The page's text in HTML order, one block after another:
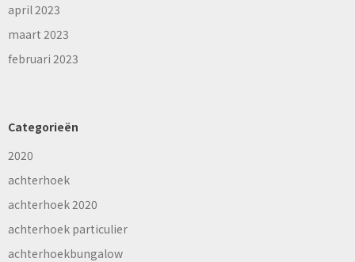
april 2023
maart 2023
februari 2023
Categorieën
2020
achterhoek
achterhoek 2020
achterhoek particulier
achterhoekbungalow